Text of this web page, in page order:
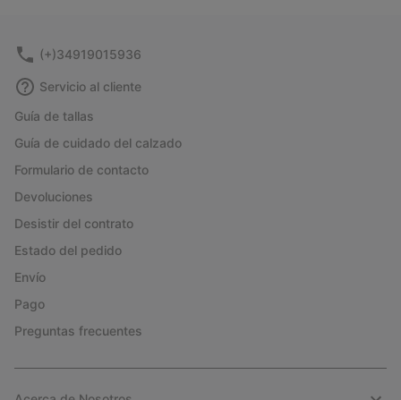
(+)34919015936
Servicio al cliente
Guía de tallas
Guía de cuidado del calzado
Formulario de contacto
Devoluciones
Desistir del contrato
Estado del pedido
Envío
Pago
Preguntas frecuentes